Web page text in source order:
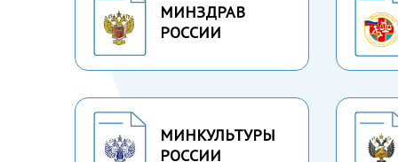
МИНЗДРАВ
РОССИИ
МИНКУЛЬТУРЫ
РОССИИ